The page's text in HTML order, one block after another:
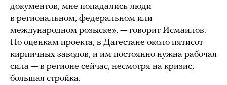
документов, мне попадались люди
в региональном, федеральном или
международном розыске», — говорит Исмаилов.
По оценкам проекта, в Дагестане около пятисот
кирпичных заводов, и им постоянно нужна рабочая
сила — в регионе сейчас, несмотря на кризис,
большая стройка.